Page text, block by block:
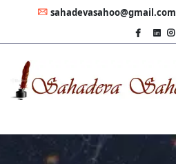
sahadevasahoo@gmail.com